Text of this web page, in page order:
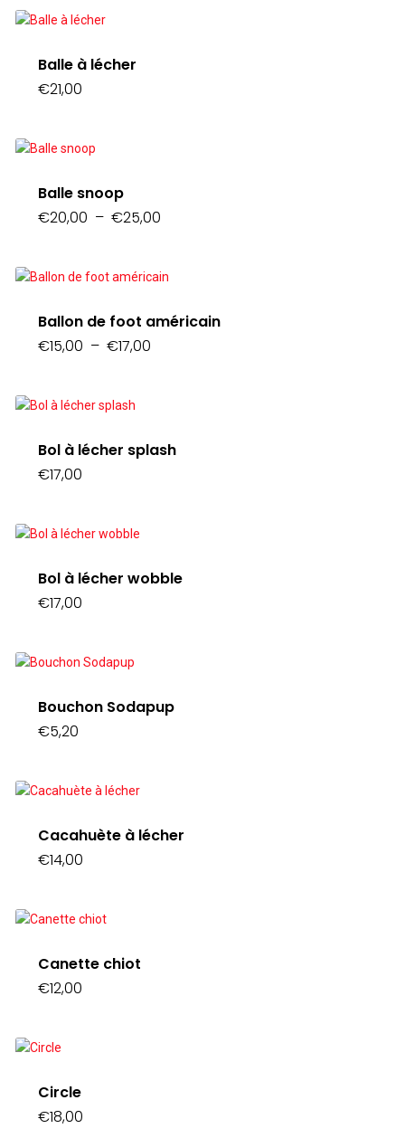
Balle à lécher
€21,00
Balle snoop
€20,00 – €25,00
à
Ballon de foot américain
€15,00 – €17,00
Bol à lécher splash
€17,00
Bol à lécher wobble
€17,00
Bouchon Sodapup
€5,20
Cacahuète à lécher
€14,00
Canette chiot
€12,00
Circle
€18,00